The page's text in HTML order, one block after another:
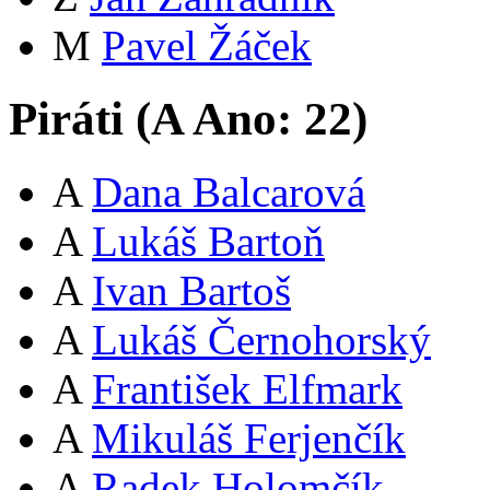
M Pavel Žáček
Piráti (AAno: 22)
A Dana Balcarová
A Lukáš Bartoň
A Ivan Bartoš
A Lukáš Černohorský
A František Elfmark
A Mikuláš Ferjenčík